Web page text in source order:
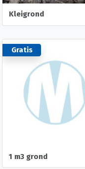
Kleigrond
Gratis
1 m3 grond